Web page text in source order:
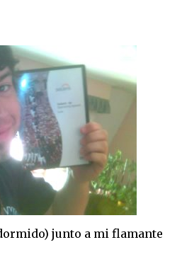
junto a mi flamante